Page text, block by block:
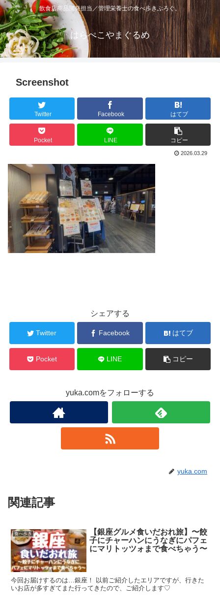
飲食店商品開発担当／管理栄養士の食べ歩きぶろぐ。
はらぺこやまぐるめ
Screenshot
Twitter Facebook はてブ
Pocket LINE コピー
2026.03.29
シェアする
Twitter Facebook はてブ
Pocket LINE コピー
yuka.comをフォローする
yuka.com
関連記事
食べ歩き
【銀座グルメ食いだおれ旅】〜餃
子にチャーハンにうなぎにパフェ
にマリトッツォまで食べちゃう〜
今回お届けするのは…銀座！ 以前ご紹介したエリアですが、行きた
いお店が多すぎてまた行ってきたので、ご紹介します♡